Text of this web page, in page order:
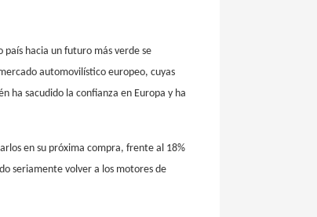
país hacia un futuro más verde se
automovilístico europeo, cuyas
ha sacudido la confianza en Europa y ha
en su próxima compra, frente al 18%
seriamente volver a los motores de